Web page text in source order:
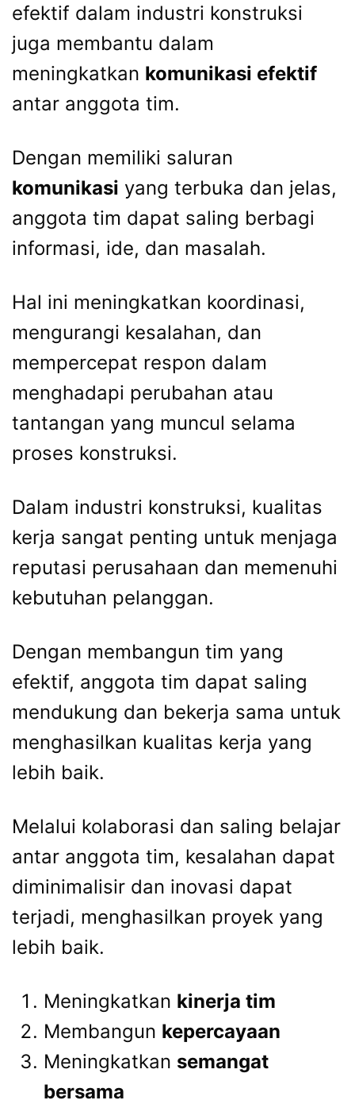
efektif dalam industri konstruksi
juga membantu dalam
meningkatkan komunikasi efektif
antar anggota tim.
Dengan memiliki saluran
komunikasi yang terbuka dan jelas,
anggota tim dapat saling berbagi
informasi, ide, dan masalah.
Hal ini meningkatkan koordinasi,
mengurangi kesalahan, dan
mempercepat respon dalam
menghadapi perubahan atau
tantangan yang muncul selama
proses konstruksi.
Dalam industri konstruksi, kualitas
kerja sangat penting untuk menjaga
reputasi perusahaan dan memenuhi
kebutuhan pelanggan.
Dengan membangun tim yang
efektif, anggota tim dapat saling
mendukung dan bekerja sama untuk
menghasilkan kualitas kerja yang
lebih baik.
Melalui kolaborasi dan saling belajar
antar anggota tim, kesalahan dapat
diminimalisir dan inovasi dapat
terjadi, menghasilkan proyek yang
lebih baik.
Meningkatkan kinerja tim
Membangun kepercayaan
Meningkatkan semangat
bersama